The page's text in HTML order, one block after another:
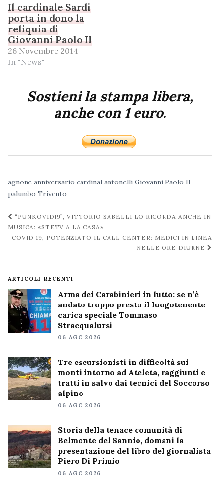
Il cardinale Sardi
porta in dono la
reliquia di
Giovanni Paolo II
26 Novembre 2014
In "News"
Sostieni la stampa libera,
anche con 1 euro.
agnone anniversario cardinal antonelli Giovanni Paolo II
palumbo Trivento
Navigazione
post
“PUNKOVID19”, VITTORIO SABELLI LO RICORDA ANCHE IN
MUSICA: «STETV A LA CASA»
COVID 19, POTENZIATO IL CALL CENTER: MEDICI IN LINEA
NELLE ORE DIURNE
ARTICOLI RECENTI
Arma dei Carabinieri in lutto: se n’è
andato troppo presto il luogotenente
carica speciale Tommaso
Stracqualursi
06 AGO 2026
Tre escursionisti in difficoltà sui
monti intorno ad Ateleta, raggiunti e
tratti in salvo dai tecnici del Soccorso
alpino
06 AGO 2026
Storia della tenace comunità di
Belmonte del Sannio, domani la
presentazione del libro del giornalista
Piero Di Primio
06 AGO 2026